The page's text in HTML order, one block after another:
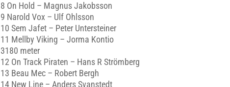
8 On Hold – Magnus Jakobsson
9 Narold Vox – Ulf Ohlsson
10 Sem Jafet – Peter Untersteiner
11 Mellby Viking – Jorma Kontio
3180 meter
12 On Track Piraten – Hans R Strömberg
13 Beau Mec – Robert Bergh
14 New Line – Anders Svanstedt